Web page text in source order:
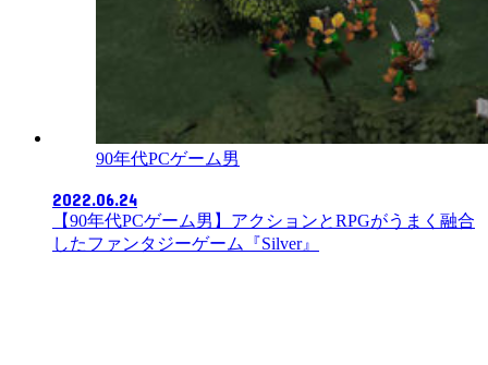
90年代PCゲーム男
2022.06.24
【90年代PCゲーム男】アクションとRPGがうまく融合
したファンタジーゲーム『Silver』